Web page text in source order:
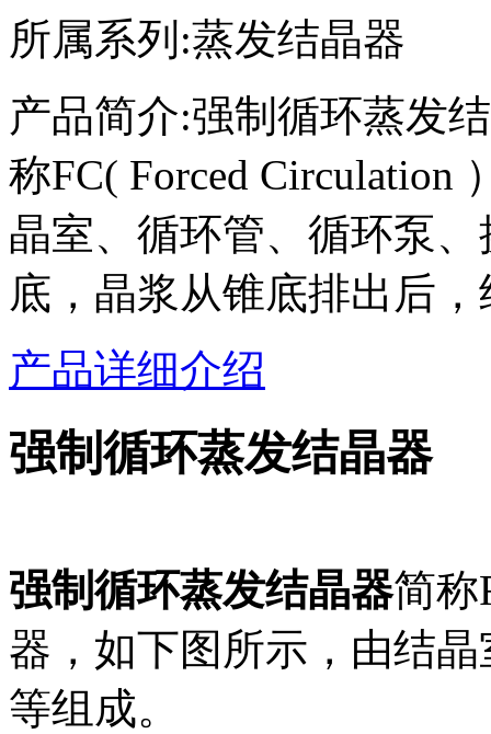
所属系列:蒸发结晶器
产品简介:强制循环蒸发
称FC( Forced Circulation
晶室、循环管、循环泵
底，晶浆从锥底排出后
产品详细介绍
强制循环蒸发结晶器
强制循环蒸发结晶器简称
器，如下图所示，由结
等组成。